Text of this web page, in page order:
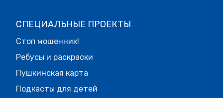
СПЕЦИАЛЬНЫЕ ПРОЕКТЫ
Стоп мошенник!
Ребусы и раскраски
Пушкинская карта
Подкасты для детей